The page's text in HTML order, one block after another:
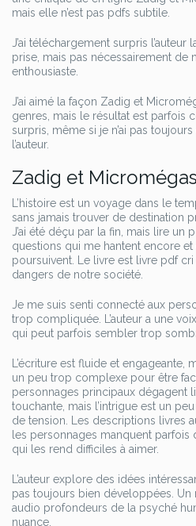
mais elle n’est pas pdfs subtile.
J’ai téléchargement surpris l’auteur
prise, mais pas nécessairement de
enthousiaste.
J’ai aimé la façon Zadig et
genres, mais le résultat est parfois
surpris, même si je n’ai pas
l’auteur.
Zadig et
L’histoire est un voyage dans le
sans jamais trouver de destination
J’ai été déçu par la fin, mais lire un
questions qui me hantent encore
poursuivent. Le livre est livre pdf cri
dangers de notre société.
Je me suis senti connecté aux
trop compliquée. L’auteur a une
qui peut parfois sembler trop
L’écriture est fluide et engageante,
un peu trop complexe pour être
personnages principaux dégagent
touchante, mais l’intrigue est un
de tension. Les descriptions livres
les personnages manquent
qui les rend difficiles à aimer.
L’auteur explore des idées
pas toujours bien développées.
audio profondeurs de la psyché
nuance.